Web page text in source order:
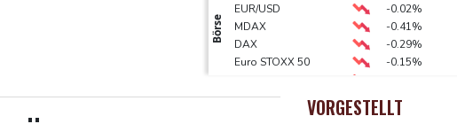
Wien
Verkehrsminister Bilger lädt zu Spitzentreffen in Bonn
über Mann wegen Kriegsverbrechen in syrischem Bürgerkrieg
Autoanschlag auf Verdi-Demonstration in München
Drei US-Produzenten müssen 53 Millionen Eier spenden
Börse
EUR/USD -0.02%
MDAX
-0.41%
DAX
-0.29%
Euro STOXX 50
-0.15%
TecDAX
-0.89%
0.43%
VORGESTELLT